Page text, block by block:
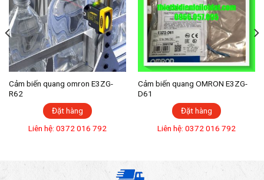
Cảm biến quang omron E3ZG-
R62
Đặt hàng
Liên hệ: 0372 016 792
Cảm biến quang OMRON E3ZG-
D61
Đặt hàng
Liên hệ: 0372 016 792